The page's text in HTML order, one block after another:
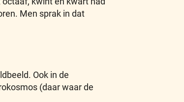
Men sprak in dat
Ook in de
(daar waar de